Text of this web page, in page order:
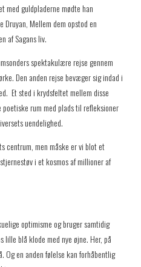
med guldpladerne mødte han
Druyan, Mellem dem opstod en
af Sagans liv.
spektakulære rejse gennem
Den anden rejse bevæger sig indad i
Et sted i krydsfeltet mellem disse
rum med plads til refleksioner
uendelighed.
centrum, men måske er vi blot et
i et kosmos af millioner af
optimisme og bruger samtidig
blå klode med nye øjne. Her, på
Og en anden følelse kan forhåbentlig